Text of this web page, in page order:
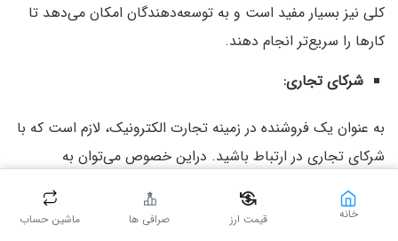
کلی نیز بسیار مفید است و به توسعه‌دهندگان امکان می‌دهد تا
کارها را سریع‌تر انجام دهند.
شرکای تجاری:
به عنوان یک فروشنده در زمینه تجارت الکترونیک، لازم است که با
شرکای تجاری در ارتباط باشید. در‌این خصوص می‌توان به
سرویس
خانه قیمت ارز صرافی ها ماشین حساب